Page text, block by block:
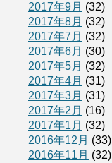
2017年9月 (32)
2017年8月 (32)
2017年7月 (32)
2017年6月 (30)
2017年5月 (32)
2017年4月 (31)
2017年3月 (31)
2017年2月 (16)
2017年1月 (32)
2016年12月 (33)
2016年11月 (32)